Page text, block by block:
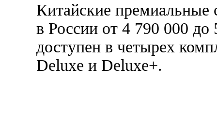
Китайские премиальные
в России от 4 790 000
доступен в четырех
Deluxe и Deluxe+.